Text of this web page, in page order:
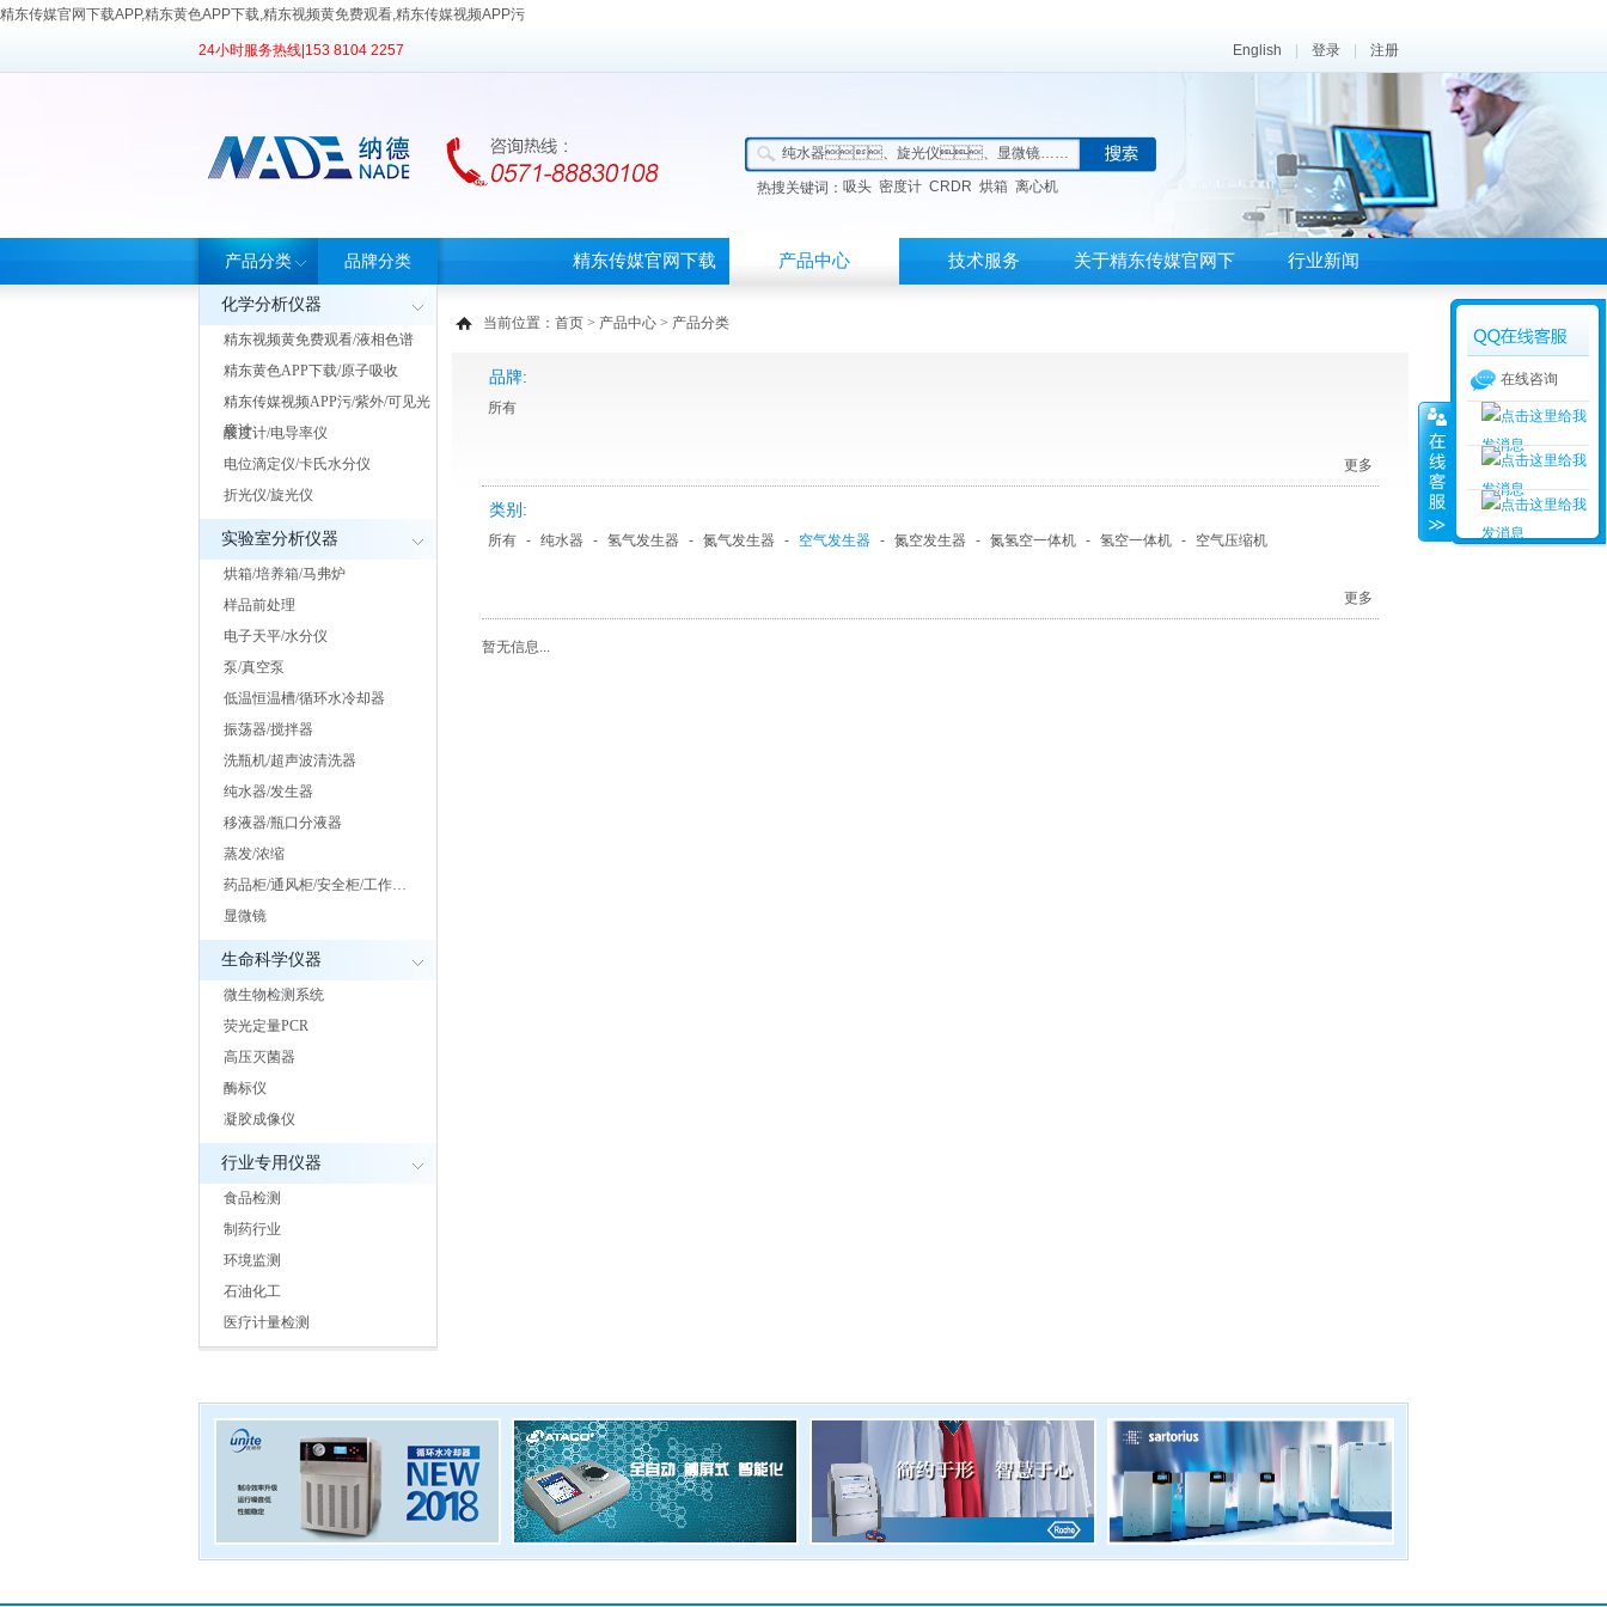
精东传媒官网下载APP,精东黄色APP下载,精东视频黄免费观看,精东传媒视频APP污
24小时服务热线| 153 8104 2257 English 登录 注册
热搜关键词： 吸头 密度计 CRDR 烘箱 离心机
产品分类
化学分析仪器
精东视频黄免费观看/液相色谱
精东黄色APP下载/原子吸收
精东传媒视频APP污/紫外/可见光
度计
酸度计/电导率仪
电位滴定仪/卡氏水分仪
折光仪/旋光仪
实验室分析仪器
烘箱/培养箱/马弗炉
样品前处理
电子天平/水分仪
泵/真空泵
低温恒温槽/循环水冷却器
振荡器/搅拌器
洗瓶机/超声波清洗器
纯水器/发生器
移液器/瓶口分液器
蒸发/浓缩
药品柜/通风柜/安全柜/工作…
显微镜
生命科学仪器
微生物检测系统
荧光定量PCR
高压灭菌器
酶标仪
凝胶成像仪
行业专用仪器
食品检测
制药行业
环境监测
石油化工
医疗计量检测
品牌分类 精东传媒官网下载 产品中心 技术服务 关于精东传媒官网下 行业新闻
当前位置： 首页 > 产品中心 > 产品分类
品牌:
所有
更多
类别:
所有 - 纯水器 - 氢气发生器 - 氮气发生器 - 空气发生器 - 氮空发生器 - 氮氢空一体机 - 氢空一体机 - 空气压缩机
更多
暂无信息...
在线咨询